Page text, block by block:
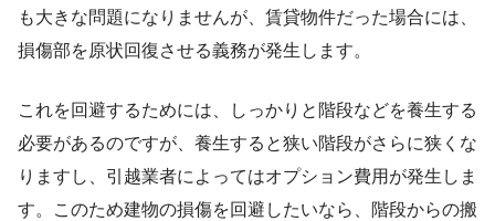
も大きな問題になりませんが、賃貸物件だった場合には、
損傷部を原状回復させる義務が発生します。
これを回避するためには、しっかりと階段などを養生する
必要があるのですが、養生すると狭い階段がさらに狭くな
りますし、引越業者によってはオプション費用が発生しま
す。このため建物の損傷を回避したいなら、階段からの搬